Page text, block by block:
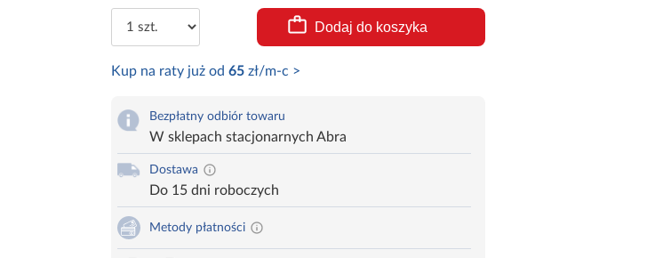
Dodaj do koszyka
Kup na raty już od 65zł/m-c >
Bezpłatny odbiór towaru
W sklepach stacjonarnych Abra
Dostawa
Do 15 dni roboczych
Metody płatności